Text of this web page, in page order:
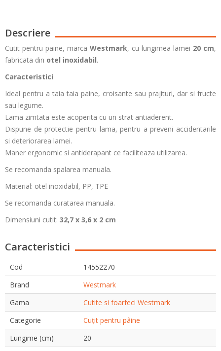
Descriere
Cutit pentru paine, marca Westmark, cu lungimea lamei 20 cm,
fabricata din otel inoxidabil.
Caracteristici
Ideal pentru a taia taia paine, croisante sau prajituri, dar si fructe
sau legume.
Lama zimtata este acoperita cu un strat antiaderent.
Dispune de protectie pentru lama, pentru a preveni accidentarile
si deteriorarea lamei.
Maner ergonomic si antiderapant ce faciliteaza utilizarea.
Se recomanda spalarea manuala.
Material: otel inoxidabil, PP, TPE
Se recomanda curatarea manuala.
Dimensiuni cutit: 32,7 x 3,6 x 2 cm
Caracteristici
Cod
14552270
Brand
Westmark
Gama
Cutite si foarfeci Westmark
Categorie
Cuțit pentru pâine
Lungime (cm)
20